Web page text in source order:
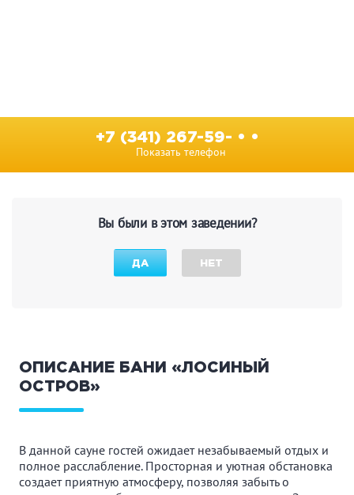
+7 (341) 267-59- • •
Показать телефон
ОПИСАНИЕ БАНИ «ЛОСИНЫЙ
ОСТРОВ»
В данной сауне гостей ожидает незабываемый отдых и
полное расслабление. Просторная и уютная обстановка
создает приятную атмосферу, позволяя забыть о
Вы были в этом заведении?
ДА НЕТ